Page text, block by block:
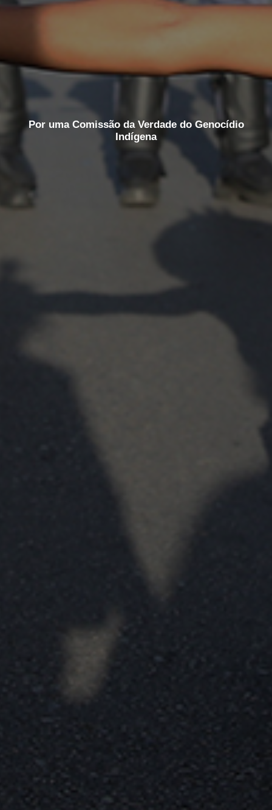
Por uma Comissão da Verdade do Genocídio
Indígena